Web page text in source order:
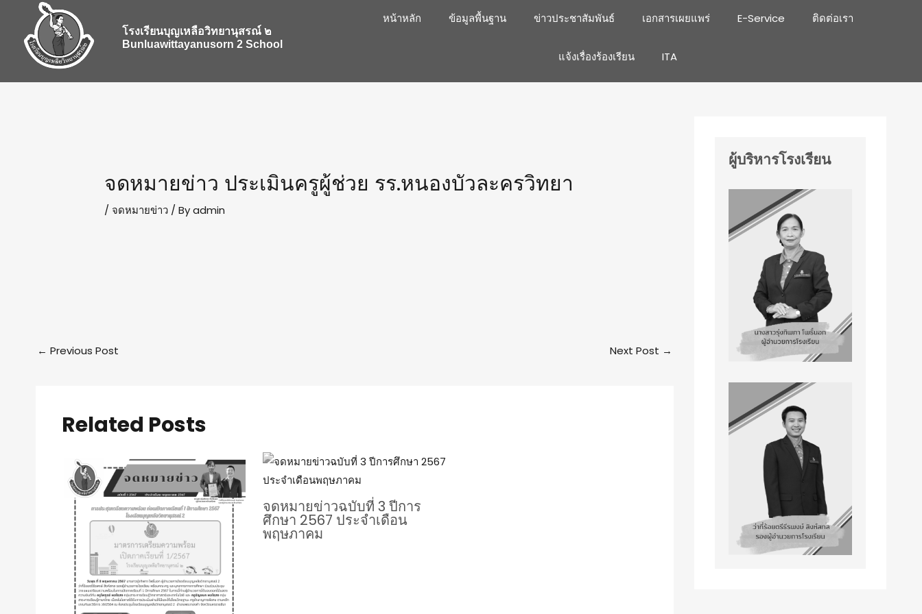
content
โรงเรียนบุญเหลือวิทยานุสรณ์ ๒
Bunluawittayanusorn 2 School
หน้าหลัก ข้อมูลพื้นฐาน ข่าวประชาสัมพันธ์ เอกสารเผยแพร่ E-Service ติดต่อเรา
แจ้งเรื่องร้องเรียน ITA
จดหมายข่าว ประเมินครูผู้ช่วย รร.หนองบัวละครวิทยา
/ จดหมายข่าว / Byadmin
Post
navigation
← Previous Post Next Post →
Related Posts
จดหมายข่าวฉบับที่ 3 ปีการ
ศึกษา 2567 ประจำเดือน
พฤษภาคม
ผู้บริหารโรงเรียน